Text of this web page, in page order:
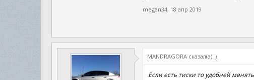
megan34, 18 апр 2019
MANDRAGORA сказал(а): ↑
Если есть тиски то удобней